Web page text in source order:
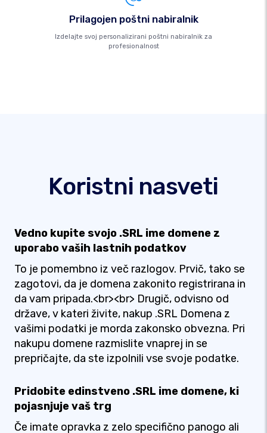
Prilagojen poštni nabiralnik
Izdelajte svoj personalizirani poštni nabiralnik za
profesionalnost
Koristni nasveti
Vedno kupite svojo .SRL ime domene z
uporabo vaših lastnih podatkov
To je pomembno iz več razlogov. Prvič, tako se
zagotovi, da je domena zakonito registrirana in
da vam pripada.<br><br> Drugič, odvisno od
države, v kateri živite, nakup .SRL Domena z
vašimi podatki je morda zakonsko obvezna. Pri
nakupu domene razmislite vnaprej in se
prepričajte, da ste izpolnili vse svoje podatke.
Pridobite edinstveno .SRL ime domene, ki
pojasnjuje vaš trg
Če imate opravka z zelo specifično panogo ali